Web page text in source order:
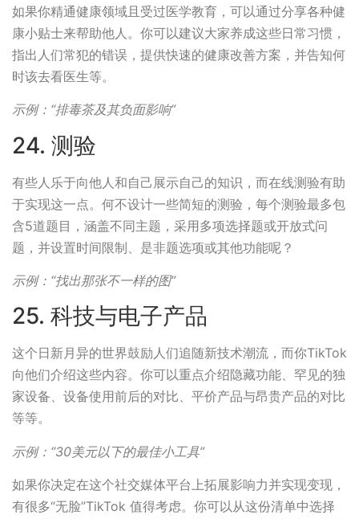
如果你精通健康领域且受过医学教育，可以通过分享各种健
康小贴士来帮助他人。你可以建议大家养成这些日常习惯，
指出人们常犯的错误，提供快速的健康改善方案，并告知何
时该去看医生等。
示例：“排毒茶及其负面影响”
24. 测验
有些人乐于向他人和自己展示自己的知识，而在线测验有助
于实现这一点。何不设计一些简短的测验，每个测验最多包
含5道题目，涵盖不同主题，采用多项选择题或开放式问
题，并设置时间限制、是非题选项或其他功能呢？
示例：“找出那张不一样的图”
25. 科技与电子产品
这个日新月异的世界鼓励人们追随新技术潮流，而你TikTok
向他们介绍这些内容。你可以重点介绍隐藏功能、罕见的独
家设备、设备使用前后的对比、平价产品与昂贵产品的对比
等等。
示例：“30美元以下的最佳小工具”
如果你决定在这个社交媒体平台上拓展影响力并实现变现，
有很多“无脸”TikTok 值得考虑。你可以从这份清单中选择